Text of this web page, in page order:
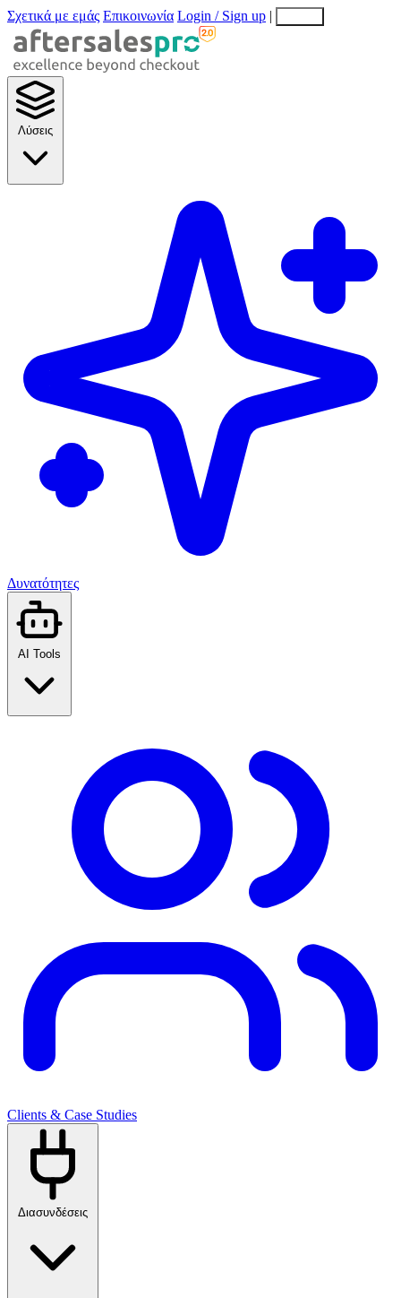
Σχετικά με εμάς Επικοινωνία Login / Sign up |
Λύσεις
Δυνατότητες
AI Tools
Clients & Case Studies
Διασυνδέσεις